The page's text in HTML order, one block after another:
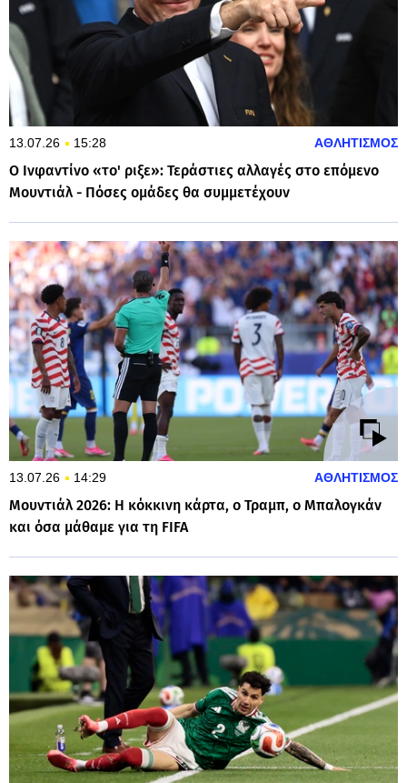
13.07.26 15:28 ΑΘΛΗΤΙΣΜΟΣ
Ο Ινφαντίνο «το' ριξε»: Τεράστιες αλλαγές στο επόμενο
Μουντιάλ - Πόσες ομάδες θα συμμετέχουν
13.07.26 14:29 ΑΘΛΗΤΙΣΜΟΣ
Μουντιάλ 2026: Η κόκκινη κάρτα, ο Τραμπ, ο Μπαλογκάν
και όσα μάθαμε για τη FIFA